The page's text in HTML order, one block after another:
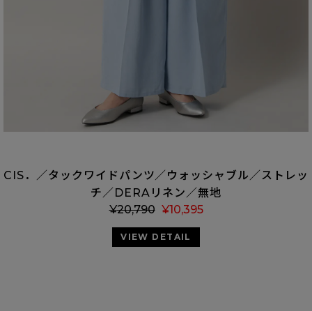
CIS．／タックワイドパンツ／ウォッシャブル／ストレッ
チ／DERAリネン／無地
¥20,790 ¥10,395
VIEW DETAIL